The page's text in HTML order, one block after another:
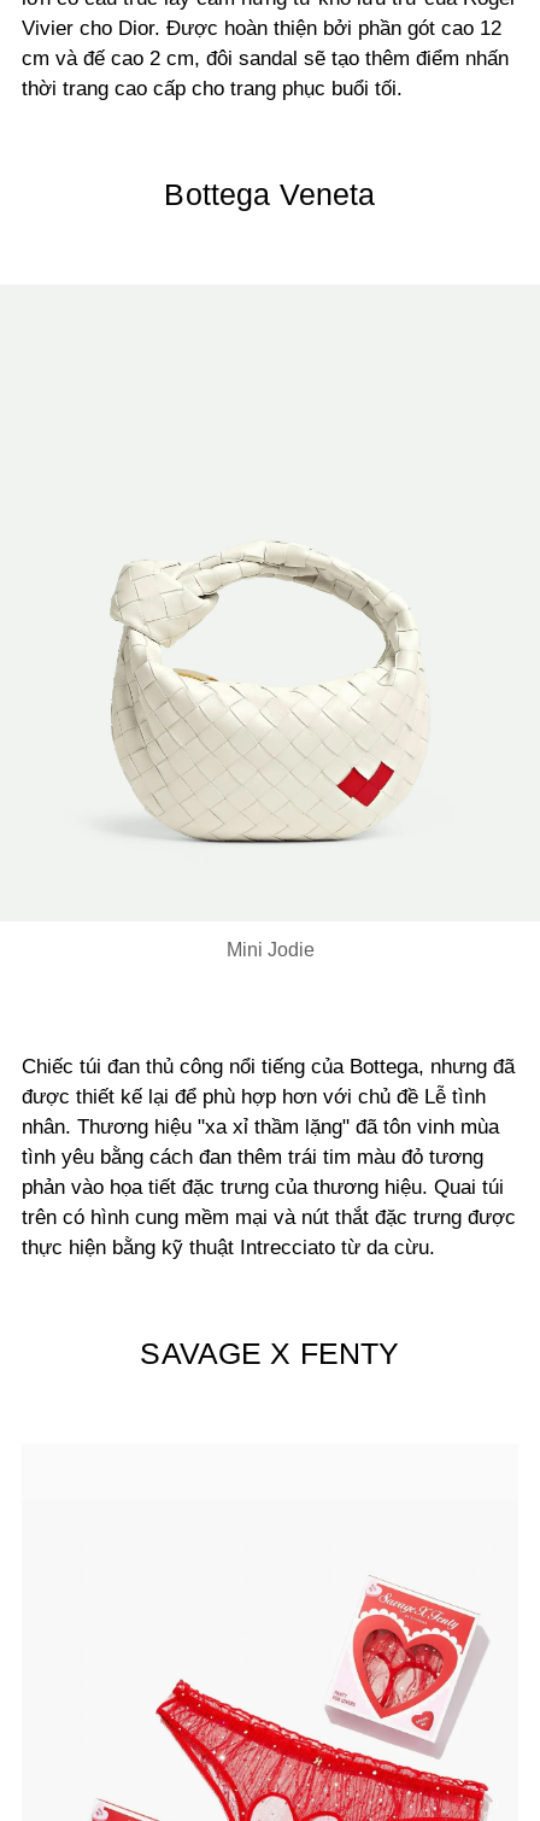
Vivier cho Dior. Được hoàn thiện bởi phần gót cao 12
cm và đế cao 2 cm, đôi sandal sẽ tạo thêm điểm nhấn
thời trang cao cấp cho trang phục buổi tối.
Bottega Veneta
Mini Jodie
Chiếc túi đan thủ công nổi tiếng của Bottega, nhưng đã
được thiết kế lại để phù hợp hơn với chủ đề Lễ tình
nhân. Thương hiệu "xa xỉ thầm lặng" đã tôn vinh mùa
tình yêu bằng cách đan thêm trái tim màu đỏ tương
phản vào họa tiết đặc trưng của thương hiệu. Quai túi
trên có hình cung mềm mại và nút thắt đặc trưng được
thực hiện bằng kỹ thuật Intrecciato từ da cừu.
SAVAGE X FENTY